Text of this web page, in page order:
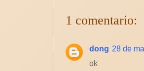
1 comentario:
dong 28 de
ok